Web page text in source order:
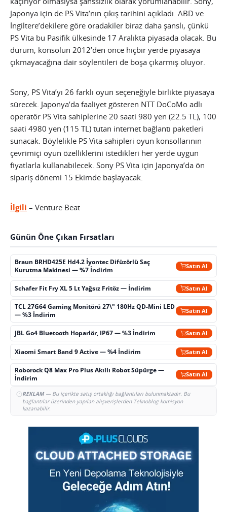
Japonya için de PS Vita’nın çıkış tarihini açıkladı. ABD ve
İngiltere’dekilere göre oradakiler biraz daha şanslı, çünkü
PS Vita bu Pasifik ülkesinde 17 Aralıkta piyasada olacak. Bu
durum, konsolun 2012’den önce hiçbir yerde piyasaya
çıkmayacağına dair söylentileri de boşa çıkarmış oluyor.
Sony, PS Vita’yı 26 farklı oyun seçeneğiyle birlikte piyasaya
sürecek. Japonya’da faaliyet gösteren NTT DoCoMo adlı
operatör PS Vita sahiplerine 20 saati 980 yen (22.5 TL), 100
saati 4980 yen (115 TL) tutan internet bağlantı paketleri
sunacak. Böylelikle PS Vita sahipleri oyun konsollarının
çevrimiçi oyun özelliklerini istedikleri her yerde uygun
fiyatlarla kullanabilecek. Sony PS Vita için Japonya’da ön
sipariş dönemi 15 Ekimde başlayacak.
İlgili – Venture Beat
Günün Öne Çıkan Fırsatları
Braun BRHD425E Hd4.2 İyontec Difüzörlü Saç
Kurutma Makinesi — %7 İndirim
Satın Al
Schafer Fit Fry XL 5 Lt Yağsız Fritöz — İndirim Satın Al
TCL 27G64 Gaming Monitörü 27\" 180Hz QD-Mini LED
— %3 İndirim
Satın Al
JBL Go4 Bluetooth Hoparlör, IP67 — %3 İndirim Satın Al
Xiaomi Smart Band 9 Active — %4 İndirim Satın Al
Roborock Q8 Max Pro Plus Akıllı Robot Süpürge —
İndirim
Satın Al
REKLAM— Bu içerikte satış ortaklığı bağlantıları bulunmaktadır. Bu
bağlantılar üzerinden yapılan alışverişlerden Teknoblog komisyon
kazanabilir.